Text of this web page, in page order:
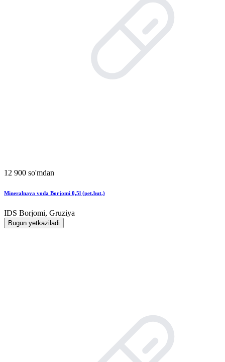
12 900 so'mdan
Mineralnaya voda Borjomi 0,5l (pet.but.)
IDS Borjomi, Gruziya
Bugun yetkaziladi